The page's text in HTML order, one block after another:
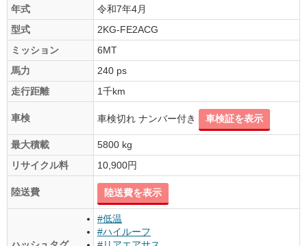
年式
令和7年4月
型式
2KG-FE2ACG
ミッション
6MT
馬力
240 ps
走行距離
1千km
車検 車検切れ ナンバー付き 車検証を表示
最大積載
5800 kg
リサイクル料
10,900円
陸送費 陸送費を表示
#低温
#ハイルーフ